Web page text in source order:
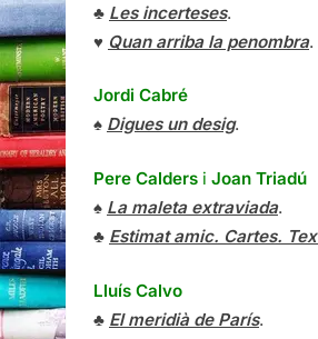
♣ Les incerteses.
♥ Quan arriba la penombra.
Jordi Cabré
♠ Digues un desig.
Pere Calders i Joan Triadú
♠ La maleta extraviada.
♣ Estimat amic. Cartes.
Lluís Calvo
♣ El meridià de París.